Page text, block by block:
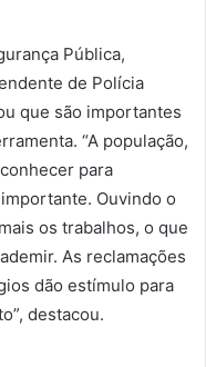
Pública,
de Polícia
que são importantes
“A população,
para
Ouvindo o
os trabalhos, o que
As reclamações
dão estímulo para
destacou.